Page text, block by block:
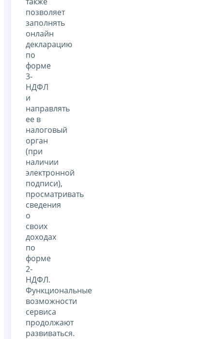
позволяет
заполнять
онлайн
декларацию
по
форме
3-
НДФЛ
и
направлять
ее в
налоговый
орган
(при
наличии
электронной
подписи),
просматривать
сведения
о
своих
доходах
по
форме
2-
НДФЛ.
Функциональные
возможности
сервиса
продолжают
развиваться.